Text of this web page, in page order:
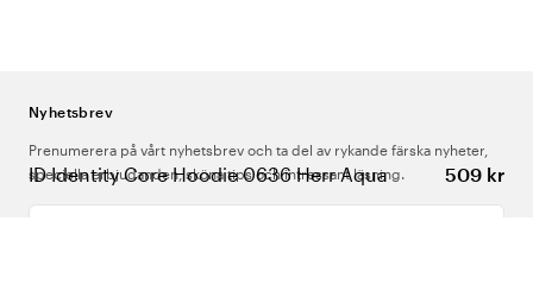
ID Identity Core Hoodie 0636 Herr Aqua 509 kr
Nyhetsbrev
Prenumerera på vårt nyhetsbrev och ta del av rykande färska nyheter,
speciella erbjudanden, sköna tips och intressant läsning.
Ange din e-postadress